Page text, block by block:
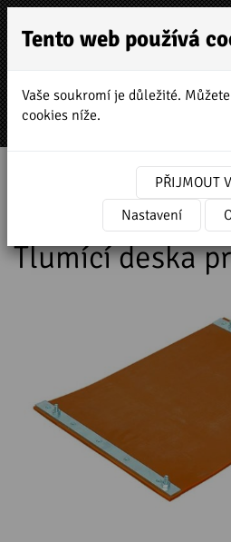
MENU
»
Prodej a
NTC stavební technika »
k vibrační technice
» Tlumící
Tlumící deska
Tento web používá
Vaše soukromí je důležité.
cookies níže.
PŘIJMOUT
Nastavení